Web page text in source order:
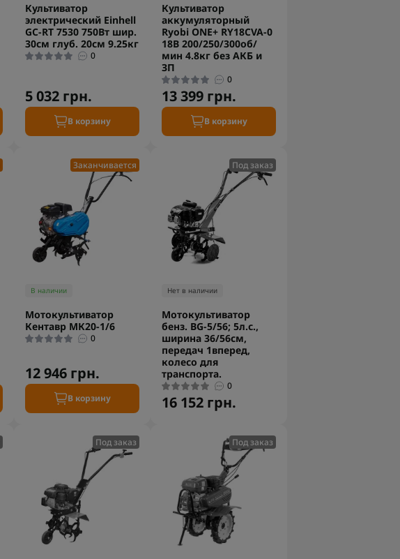
Культиватор
электрический Einhell
GC-RT 7530 750Вт шир.
30см глуб. 20см 9.25кг
0
5 032 грн.
В корзину
Культиватор
аккумуляторный
Ryobi ONE+ RY18CVA-0
18В 200/250/300об/
мин 4.8кг без АКБ и
ЗП
0
13 399 грн.
В корзину
Заканчивается
В наличии
Мотокультиватор
Кентавр МК20-1/6
0
12 946 грн.
В корзину
Под заказ
Нет в наличии
Мотокультиватор
бенз. BG-5/56; 5л.с.,
ширина 36/56см,
передач 1вперед,
колесо для
транспорта.
0
16 152 грн.
Под заказ Под заказ